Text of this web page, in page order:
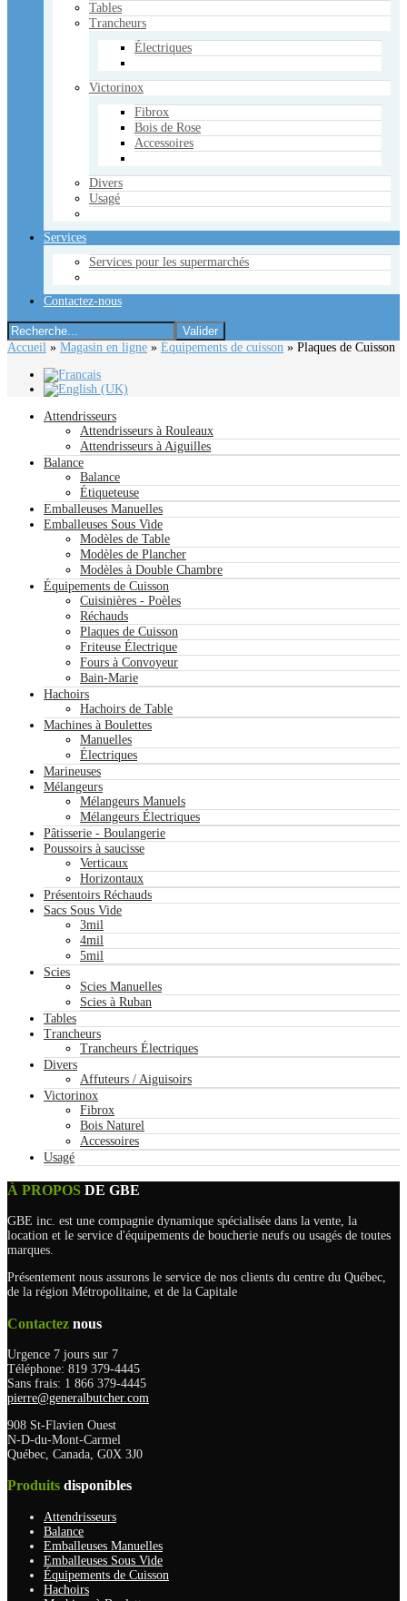
Tables
Trancheurs
Électriques
Victorinox
Fibrox
Bois de Rose
Accessoires
Divers
Usagé
Services
Services pour les supermarchés
Contactez-nous
Accueil » Magasin en ligne » Équipements de cuisson » Plaques de Cuisson
Attendrisseurs
Attendrisseurs à Rouleaux
Attendrisseurs à Aiguilles
Balance
Balance
Étiqueteuse
Emballeuses Manuelles
Emballeuses Sous Vide
Modèles de Table
Modèles de Plancher
Modèles à Double Chambre
Équipements de Cuisson
Cuisinières - Poèles
Réchauds
Plaques de Cuisson
Friteuse Électrique
Fours à Convoyeur
Bain-Marie
Hachoirs
Hachoirs de Table
Machines à Boulettes
Manuelles
Électriques
Marineuses
Mélangeurs
Mélangeurs Manuels
Mélangeurs Électriques
Pâtisserie - Boulangerie
Poussoirs à saucisse
Verticaux
Horizontaux
Présentoirs Réchauds
Sacs Sous Vide
3mil
4mil
5mil
Scies
Scies Manuelles
Scies à Ruban
Tables
Trancheurs
Trancheurs Électriques
Divers
Affuteurs / Aiguisoirs
Victorinox
Fibrox
Bois Naturel
Accessoires
Usagé
À PROPOS DE GBE
GBE inc. est une compagnie dynamique spécialisée dans la vente, la
location et le service d'équipements de boucherie neufs ou usagés de toutes
marques.
Présentement nous assurons le service de nos clients du centre du Québec,
de la région Métropolitaine, et de la Capitale
Contactez nous
Urgence 7 jours sur 7
Téléphone: 819 379-4445
Sans frais: 1 866 379-4445
pierre@generalbutcher.com
908 St-Flavien Ouest
N-D-du-Mont-Carmel
Québec, Canada, G0X 3J0
Produits disponibles
Attendrisseurs
Balance
Emballeuses Manuelles
Emballeuses Sous Vide
Équipements de Cuisson
Hachoirs